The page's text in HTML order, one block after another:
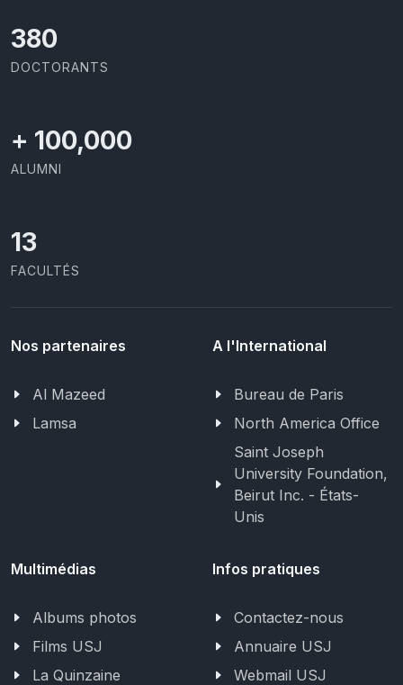
414
DOCTORANTS
+ 100,000
ALUMNI
13
FACULTÉS
Nos partenaires
Al Mazeed
Lamsa
A l'International
Bureau de Paris
North America Office
Saint Joseph
University Foundation,
Beirut Inc. - États-
Unis
Multimédias
Albums photos
Films USJ
La Quinzaine
Infos pratiques
Contactez-nous
Annuaire USJ
Webmail USJ